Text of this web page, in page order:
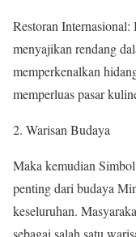
Restoran
menyajikan rendang
memperkenalkan
memperluas pasar
2. Warisan Budaya
Maka kemudian
penting dari budaya
keseluruhan.
sebagai salah satu